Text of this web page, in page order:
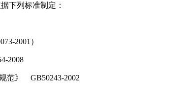
下列标准制定：
2001）
2008
范》 GB50243-2002